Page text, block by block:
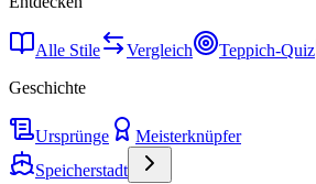
Alle Stile Vergleich Teppich-Quiz
Geschichte
Ursprünge
Meisterknüpfer
Speicherstadt